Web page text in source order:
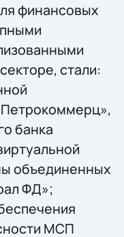
финансовых
стали:
банка
объединенных
ФД»;
МСП